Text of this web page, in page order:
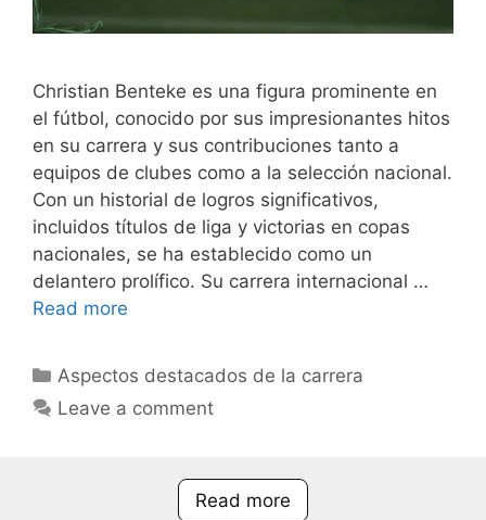
Christian Benteke es una figura prominente en
el fútbol, conocido por sus impresionantes hitos
en su carrera y sus contribuciones tanto a
equipos de clubes como a la selección nacional.
Con un historial de logros significativos,
incluidos títulos de liga y victorias en copas
nacionales, se ha establecido como un
delantero prolífico. Su carrera internacional …
Read more
Categories
Aspectos destacados de la carrera
Leave a comment
Read more